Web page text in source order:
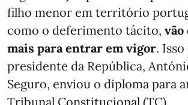
filho menor em território
como o deferimento tácito,
mais para entrar em vigor.
presidente da República,
Seguro, enviou o diploma para
Tribunal Constitucional (TC).